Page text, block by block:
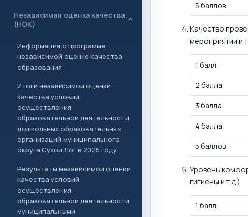
Независимая оценка качества.
(НОК)
Информация о программе
независимой оценке качества
образования
Итоги независимой оценки
качества условий
осуществления
образовательной деятельности
дошкольных образовательных
организаций муниципального
округа Сухой Лог в 2025 году
Результаты независимой оценки
качества условий
осуществления
образовательной деятельности
муниципальными
5 баллов
Качество
мероприятий и
1 балл
2 балла
3 балла
4 балла
5 баллов
Уровень
гигиены и т.д.)
1 балл